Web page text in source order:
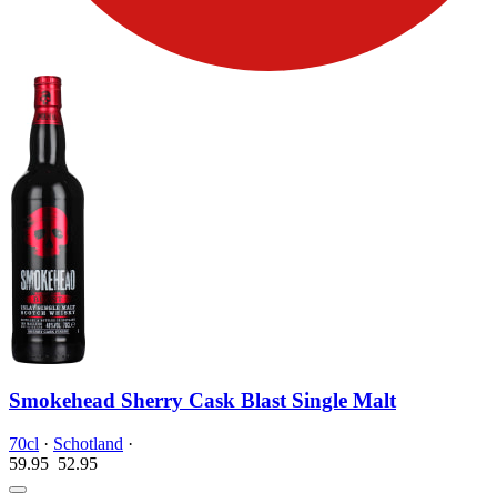
Smokehead Sherry Cask Blast Single Malt
70cl · Schotland ·
59.95 52.95